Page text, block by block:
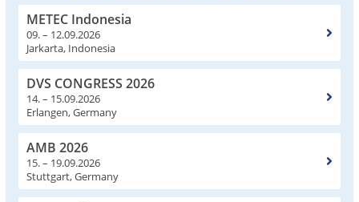
METEC Indonesia
09. – 12.09.2026
Jarkarta, Indonesia
DVS CONGRESS 2026
14. – 15.09.2026
Erlangen, Germany
AMB 2026
15. – 19.09.2026
Stuttgart, Germany